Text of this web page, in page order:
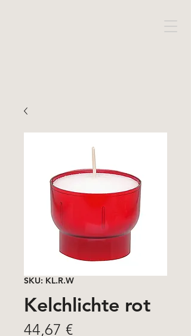
SKU: KL.R.W
Kelchlichte rot
44,67 €Price